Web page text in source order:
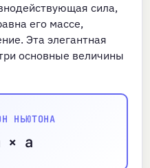
сила,
его массе,
Эта элегантная
основные величины
НЬЮТОНА
× a